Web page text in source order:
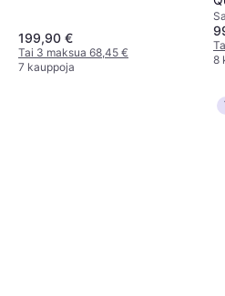
199,90 €
Tai 3 maksua 68,45 €
7 kauppoja
8